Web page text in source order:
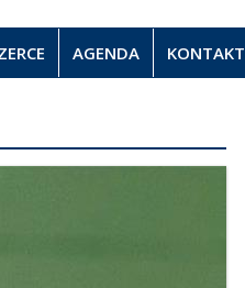
AGENDA KONTAKT